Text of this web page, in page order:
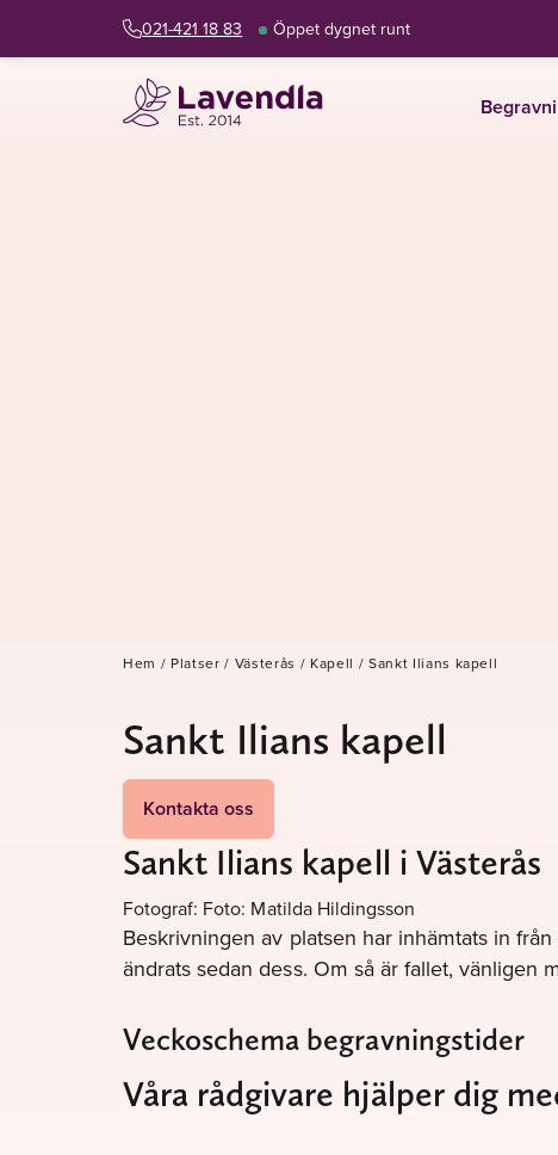
021-421 18 83 Öppet dygnet runt
Hem / Platser / Västerås / Kapell / Sankt Ilians kapell
Sankt Ilians kapell
Kontakta oss
Sankt Ilians kapell i Västerås
Fotograf: Foto: Matilda Hildingsson
Beskrivningen av platsen har inhämtats in
ändrats sedan dess. Om så är fallet, vänligen
Veckoschema begravningstider
Våra rådgivare hjälper dig